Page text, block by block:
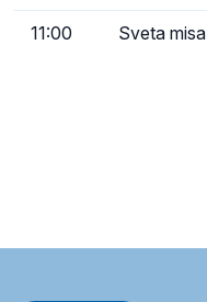
11:00 Sveta misa